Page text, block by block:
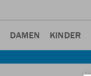
DAMEN KINDER